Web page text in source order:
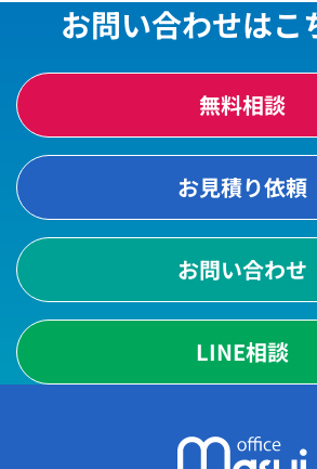
お問い合わせはこ
無料相談
お見積り依頼
お問い合わせ
LINE相談